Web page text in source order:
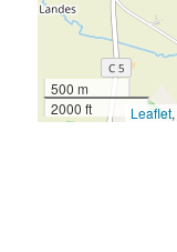
500 m
2000 ft
Leaflet